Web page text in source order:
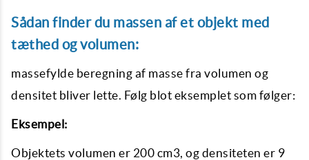
Sådan finder du massen af ​​et objekt med
tæthed og volumen:
massefylde beregning af masse fra volumen og
densitet bliver lette. Følg blot eksemplet som følger:
Eksempel:
Objektets volumen er 200 cm3, og densiteten er 9